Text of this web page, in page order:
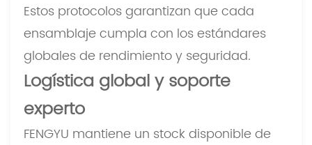
Estos protocolos garantizan que cada
ensamblaje cumpla con los estándares
globales de rendimiento y seguridad.
Logística global y soporte
experto
FENGYU mantiene un stock disponible de